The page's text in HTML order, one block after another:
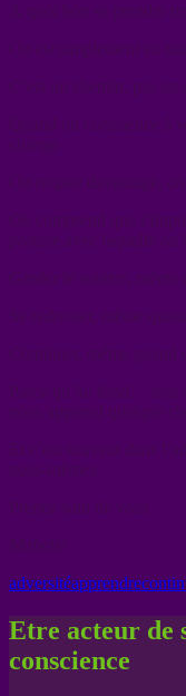
adversitéapprendre
Etre acteur de
conscience